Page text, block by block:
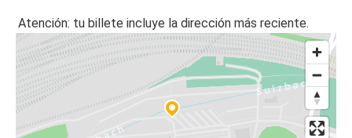
Atención: tu billete incluye la dirección más reciente.